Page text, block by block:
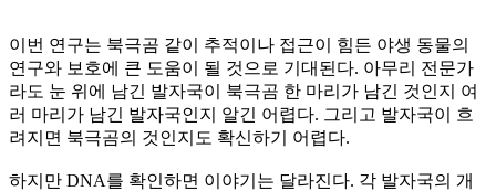
이번 연구는 북극곰 같이 추적이나 접근이 힘든 야생 동물의
연구와 보호에 큰 도움이 될 것으로 기대된다. 아무리 전문가
라도 눈 위에 남긴 발자국이 북극곰 한 마리가 남긴 것인지 여
러 마리가 남긴 발자국인지 알긴 어렵다. 그리고 발자국이 흐
려지면 북극곰의 것인지도 확신하기 어렵다.
하지만 DNA를 확인하면 이야기는 달라진다. 각 발자국의 개